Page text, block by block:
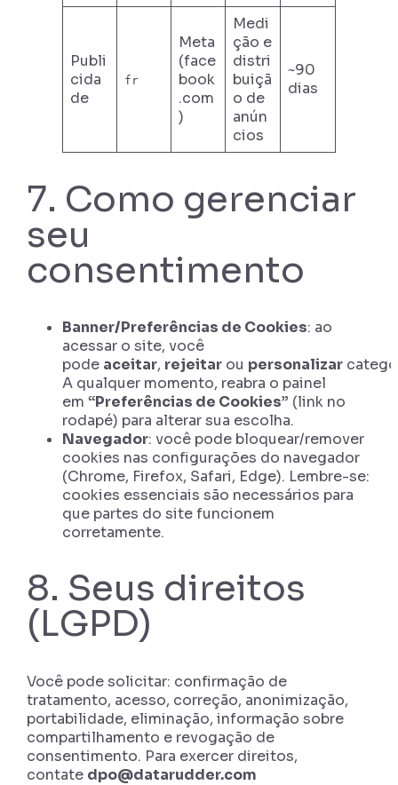
Publi
cida
de
fr
Meta
(face
book
.com
)
Medi
ção e
distri
buiçã
o de
anún
cios
~90
dias
7. Como gerenciar
seu
consentimento
Banner/Preferências de Cookies: ao
acessar o site, você
pode aceitar, rejeitarou personalizar
A qualquer momento, reabra o painel
em “Preferências de Cookies” (link no
rodapé) para alterar sua escolha.
Navegador: você pode bloquear/remover
cookies nas configurações do navegador
(Chrome, Firefox, Safari, Edge). Lembre-se:
cookies essenciais são necessários para
que partes do site funcionem
corretamente.
8. Seus direitos
(LGPD)
Você pode solicitar: confirmação de
tratamento, acesso, correção, anonimização,
portabilidade, eliminação, informação sobre
compartilhamento e revogação de
consentimento. Para exercer direitos,
contate dpo@datarudder.com